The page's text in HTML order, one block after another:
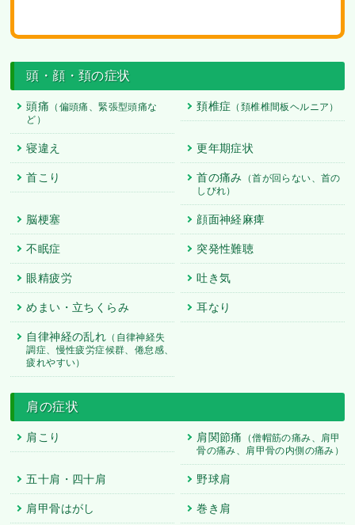
頭・顔・頚の症状
頭痛 （偏頭痛、緊張型頭痛な
ど）
頚椎症 （頚椎椎間板ヘルニア）
寝違え 更年期症状
首こり 首の痛み
（首が回らない、首の
しびれ）
脳梗塞 顔面神経麻痺
不眠症 突発性難聴
眼精疲労 吐き気
めまい・立ちくらみ 耳なり
自律神経の乱れ （自律神経失
調症、慢性疲労症候群、倦怠感、
疲れやすい）
肩の症状
肩こり 肩関節痛
（僧帽筋の痛み、肩甲
骨の痛み、肩甲骨の内側の痛み）
五十肩・四十肩 野球肩
肩甲骨はがし 巻き肩